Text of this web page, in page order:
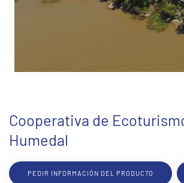
Cooperativa de
Humedal
PEDIR INFORMACIÓN DEL PRODUCTO